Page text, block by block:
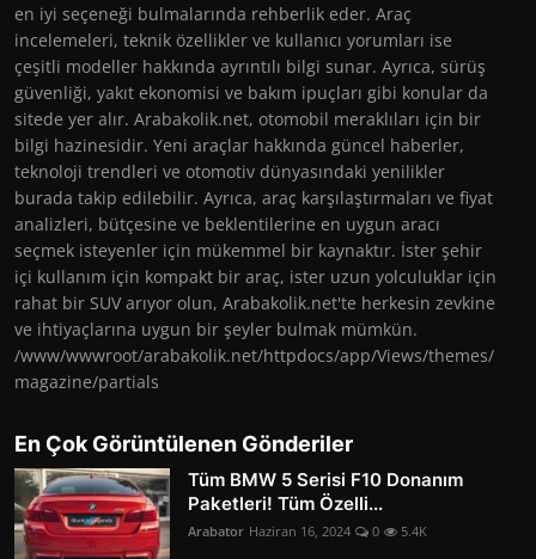
en iyi seçeneği bulmalarında rehberlik eder. Araç
incelemeleri, teknik özellikler ve kullanıcı yorumları ise
çeşitli modeller hakkında ayrıntılı bilgi sunar. Ayrıca, sürüş
güvenliği, yakıt ekonomisi ve bakım ipuçları gibi konular da
sitede yer alır. Arabakolik.net, otomobil meraklıları için bir
bilgi hazinesidir. Yeni araçlar hakkında güncel haberler,
teknoloji trendleri ve otomotiv dünyasındaki yenilikler
burada takip edilebilir. Ayrıca, araç karşılaştırmaları ve fiyat
analizleri, bütçesine ve beklentilerine en uygun aracı
seçmek isteyenler için mükemmel bir kaynaktır. İster şehir
içi kullanım için kompakt bir araç, ister uzun yolculuklar için
rahat bir SUV arıyor olun, Arabakolik.net'te herkesin zevkine
ve ihtiyaçlarına uygun bir şeyler bulmak mümkün.
/www/wwwroot/arabakolik.net/httpdocs/app/Views/themes/
magazine/partials
En Çok Görüntülenen Gönderiler
Tüm BMW 5 Serisi F10 Donanım
Paketleri! Tüm Özelli...
Arabator Haziran 16, 2024 0 5.4K